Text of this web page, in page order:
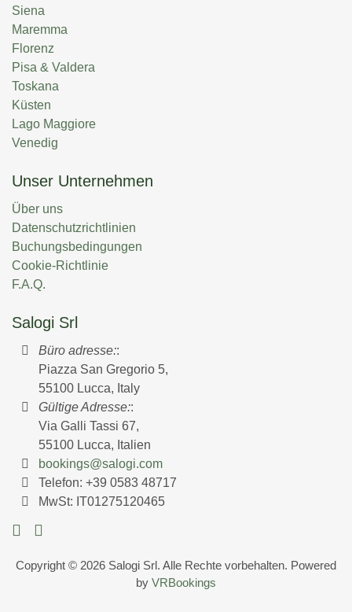
Siena
Maremma
Florenz
Pisa & Valdera
Toskana
Küsten
Lago Maggiore
Venedig
Unser Unternehmen
Über uns
Datenschutzrichtlinien
Buchungsbedingungen
Cookie-Richtlinie
F.A.Q.
Salogi Srl
Büro adresse::
Piazza San Gregorio 5,
55100 Lucca, Italy
Gültige Adresse::
Via Galli Tassi 67,
55100 Lucca, Italien
bookings@salogi.com
Telefon:+39 0583 48717
MwSt: IT01275120465
Copyright © 2026 Salogi Srl. Alle Rechte vorbehalten. Powered
by VRBookings